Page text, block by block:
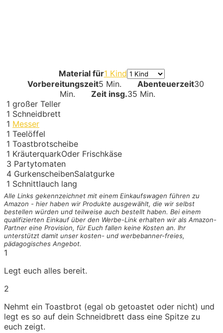
Material für1 Kind
Vorbereitungszeit5 Min. Abenteuerzeit30
Min.
Zeit insg.35 Min.
1 großer Teller
1 Schneidbrett
1 Messer
1 Teelöffel
1 Toastbrotscheibe
1 KräuterquarkOder Frischkäse
3 Partytomaten
4 GurkenscheibenSalatgurke
1 Schnittlauch lang
Alle Links gekennzeichnet mit einem Einkaufswagen führen zu
Amazon - hier haben wir Produkte ausgewählt, die wir selbst
bestellen würden und teilweise auch bestellt haben. Bei einem
qualifizierten Einkauf über den Werbe-Link erhalten wir als Amazon-
Partner eine Provision, für Euch fallen keine Kosten an. Ihr
unterstützt damit unser kosten- und werbebanner-freies,
pädagogisches Angebot.
1
Legt euch alles bereit.
2
Nehmt ein Toastbrot (egal ob getoastet oder nicht) und
legt es so auf dein Schneidbrett dass eine Spitze zu
euch zeigt.